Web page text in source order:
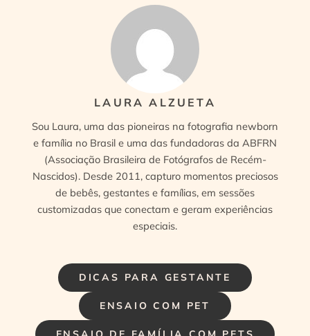
DICAS PARA GESTANTE
ENSAIO COM PET
LAURA ALZUETA
Sou Laura, uma das pioneiras na fotografia newborn
e família no Brasil e uma das fundadoras da ABFRN
(Associação Brasileira de Fotógrafos de Recém-
Nascidos). Desde 2011, capturo momentos preciosos
de bebês, gestantes e famílias, em sessões
customizadas que conectam e geram experiências
especiais.